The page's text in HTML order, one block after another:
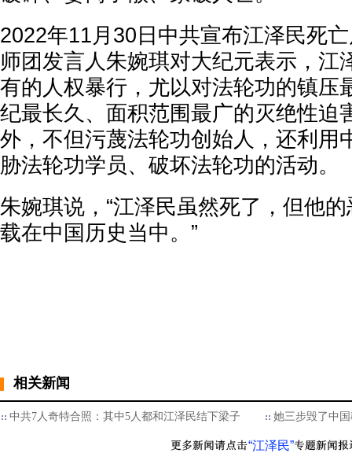
2022年11月30日中共宣布江泽民死
师团发言人朱婉琪对大纪元表示，江
有的人权暴行，尤以对法轮功的镇压
纪最长久、面积范围最广的灭绝性迫
外，不但污蔑法轮功创始人，还利用
胁法轮功学员、破坏法轮功的活动。
朱婉琪说，“江泽民虽然死了，但他
载在中国历史当中。”
相关新闻
中共7人奇特合照：其中5人都和江泽民结下梁子 她三步毁了中
“江泽民”